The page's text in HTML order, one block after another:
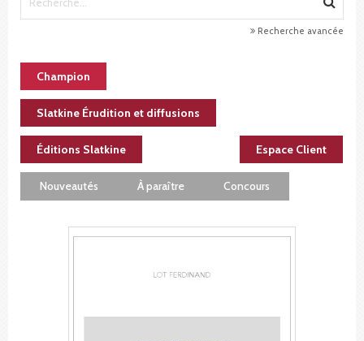
Recherche avancée
Champion
Slatkine Érudition et diffusions
Éditions Slatkine Espace Client
Nouveautés À paraître Concours